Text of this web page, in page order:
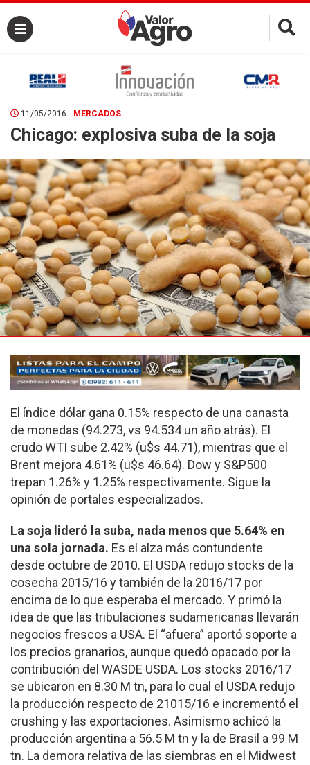
×
11/05/2016 MERCADOS
Chicago: explosiva suba de la soja
El índice dólar gana 0.15% respecto de una canasta
de monedas (94.273, vs 94.534 un año atrás). El
crudo WTI sube 2.42% (u$s 44.71), mientras que el
Brent mejora 4.61% (u$s 46.64). Dow y S&P500
trepan 1.26% y 1.25% respectivamente. Sigue la
opinión de portales especializados.
La soja lideró la suba, nada menos que 5.64% en
una sola jornada. Es el alza más contundente
desde octubre de 2010. El USDA redujo stocks de la
cosecha 2015/16 y también de la 2016/17 por
encima de lo que esperaba el mercado. Y primó la
idea de que las tribulaciones sudamericanas llevarán
negocios frescos a USA. El “afuera” aportó soporte a
los precios granarios, aunque quedó opacado por la
contribución del WASDE USDA. Los stocks 2016/17
se ubicaron en 8.30 M tn, para lo cual el USDA redujo
la producción respecto de 21015/16 e incrementó el
crushing y las exportaciones. Asimismo achicó la
producción argentina a 56.5 M tn y la de Brasil a 99 M
tn. La demora relativa de las siembras en el Midwest